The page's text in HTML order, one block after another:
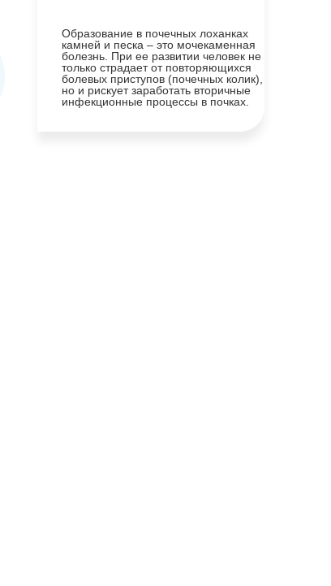
Образование в почечных лоханках
камней и песка – это мочекаменная
болезнь. При ее развитии человек не
только страдает от повторяющихся
болевых приступов (почечных колик),
но и рискует заработать вторичные
инфекционные процессы в почках.